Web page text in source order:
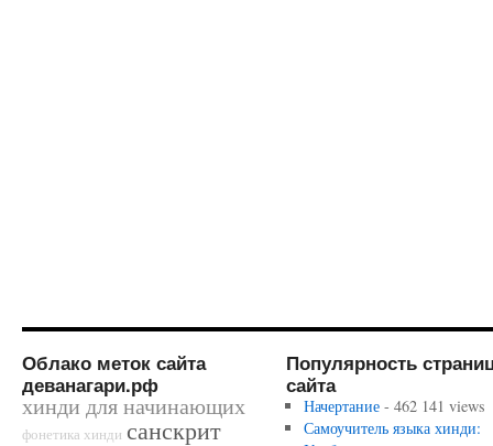
Облако меток сайта
деванагари.рф
хинди для начинающих
фонетика хинди санскрит
Популярность
сайта
Начертание- 462 141 views
Самоучитель языка хинди: